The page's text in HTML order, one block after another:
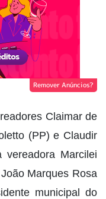
Remover Anúncios?
Claimar de
(PP) e Claudir
Marcilei
Marques Rosa
municipal do